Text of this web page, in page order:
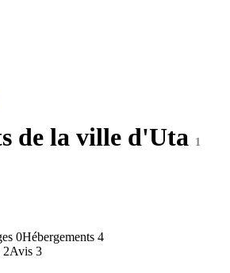
de la ville d'Uta 1
0Hébergements 4
2Avis 3